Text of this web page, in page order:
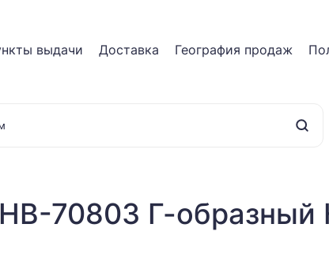
выдачи Доставка География продаж
70803 Г-